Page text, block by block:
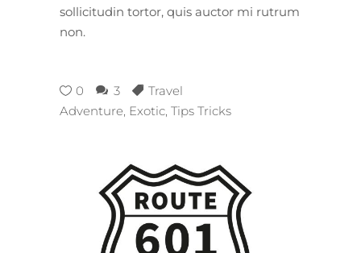
sollicitudin tortor, quis auctor mi rutrum
non.
0 3
Travel
Adventure Exotic Tips Tricks